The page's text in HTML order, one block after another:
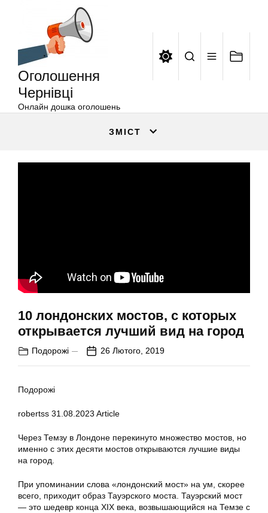
Оголошення
Чернівці
Онлайн дошка оголошень
ЗМІСТ
10 лондонских мостов, с которых
открывается лучший вид на город
Подорожі 26 Лютого, 2019
Подорожі
robertss 31.08.2023 Article
Через Темзу в Лондоне перекинуто множество мостов, но
именно с этих десяти мостов открываются лучшие виды
на город.
При упоминании слова «лондонский мост» на ум, скорее
всего, приходит образ Тауэрского моста. Тауэрский мост
— это шедевр конца XIX века, возвышающийся на Темзе с